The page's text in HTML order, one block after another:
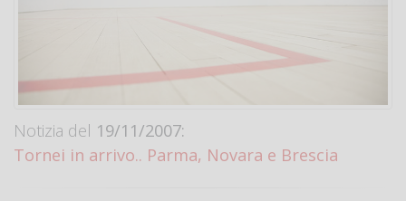
Notizia del 19/11/2007:
Tornei in arrivo.. Parma, Novara e Brescia